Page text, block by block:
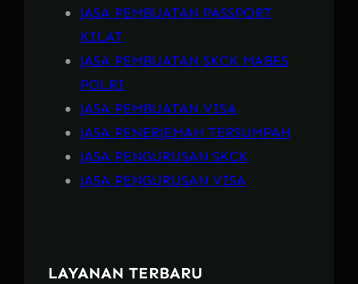
JASA PEMBUATAN PASSPORT
KILAT
JASA PEMBUATAN SKCK MABES
POLRI
JASA PEMBUATAN VISA
JASA PENERJEMAH TERSUMPAH
JASA PENGURUSAN SKCK
JASA PENGURUSAN VISA
LAYANAN TERBARU